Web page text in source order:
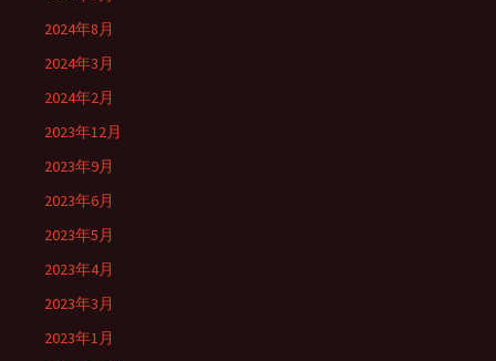
2024年8月
2024年3月
2024年2月
2023年12月
2023年9月
2023年6月
2023年5月
2023年4月
2023年3月
2023年1月